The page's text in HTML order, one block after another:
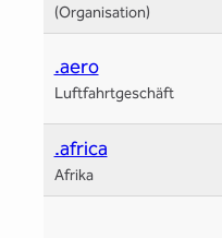
(Organisation)
.aero
Luftfahrtgeschäft
.africa
Afrika